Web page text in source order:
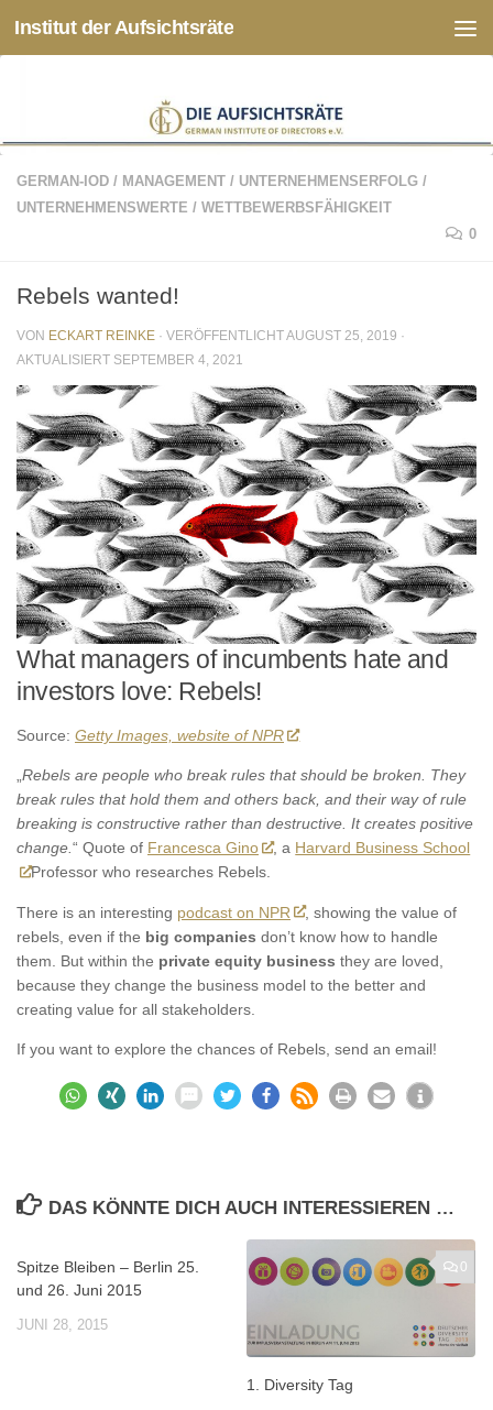
Zum Inhalt springen
Institut der Aufsichtsräte
GERMAN-IOD / MANAGEMENT / UNTERNEHMENSERFOLG /
UNTERNEHMENSWERTE / WETTBEWERBSFÄHIGKEIT
0
Rebels wanted!
VON ECKART REINKE · VERÖFFENTLICHTAUGUST 25, 2019 ·
AKTUALISIERT SEPTEMBER 4, 2021
What managers of incumbents hate and
investors love: Rebels!
Source: Getty Images, website of NPR
„Rebels are people who break rules that should be broken. They
break rules that hold them and others back, and their way of rule
breaking is constructive rather than destructive. It creates positive
change.“ Quote of Francesca Gino , a Harvard Business School
Professor who researches Rebels.
There is an interesting podcast on NPR
, showing the value of
rebels, even if the big companies don’t know how to handle
them. But within the private equity business they are loved,
because they change the business model to the better and
creating value for all stakeholders.
If you want to explore the chances of Rebels, send an email!
DAS KÖNNTE DICH AUCH INTERESSIEREN …
Spitze Bleiben – Berlin 25.
und 26. Juni 2015
JUNI 28, 2015
0
1. Diversity Tag